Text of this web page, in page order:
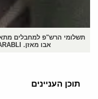
תשלומי הרש"פ למחבלים
אבו מאזן. AFP PHOTO/AHMAD GHARABLI
תוכן העניינים